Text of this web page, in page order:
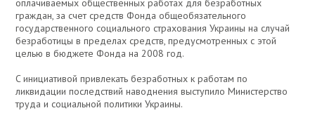
оплачиваемых общественных работах для безработных
граждан, за счет средств Фонда общеобязательного
государственного социального страхования Украины на случай
безработицы в пределах средств, предусмотренных с этой
целью в бюджете Фонда на 2008 год.
C инициативой привлекать безработных к работам по
ликвидации последствий наводнения выступило Министерство
труда и социальной политики Украины.